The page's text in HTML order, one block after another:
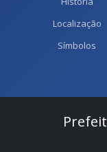
Localização
Símbolos